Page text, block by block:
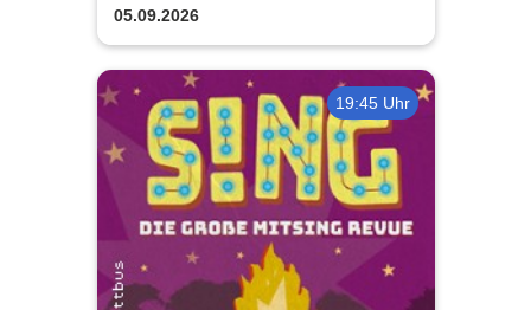
Norman Langen, Julian David
05.09.2026
19:45 Uhr